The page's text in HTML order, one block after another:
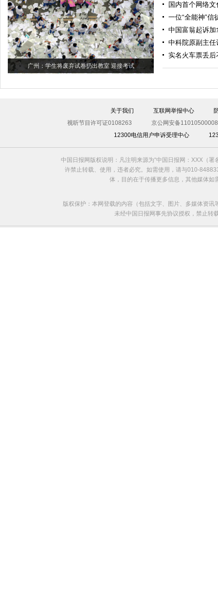
广州：学生将废弃试卷扔出教室 迎接考试
国内首个网络
一位“全能神”信
中国富翁起诉
中科院原副主
实名火车票丢
关于我们 互联网举报中心
视听节目许可证0108263
京公网安备
12300电信用户申诉受理中心
中国日报网版权说明：凡注明来源为“中国日报网：XXX（
许禁止转载、使用，违者必究。如需使用，请与010-
体，目的在于传播更多信息，其他媒体
版权保护：本网登载的内容（包括文字、图片、多媒体资
未经中国日报网事先协议授权，禁止转